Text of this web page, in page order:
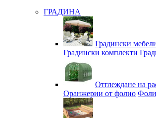
ГРАДИНА
Градински
Градински комплекти
Отглеждане на
Оранжерии от фолио